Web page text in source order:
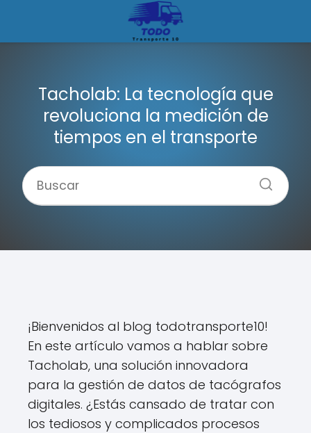
Tacholab: La tecnología que
revoluciona la medición de
tiempos en el transporte
¡Bienvenidos al blog todotransporte10!
En este artículo vamos a hablar sobre
Tacholab, una solución innovadora
para la gestión de datos de tacógrafos
digitales. ¿Estás cansado de tratar con
los tediosos y complicados procesos